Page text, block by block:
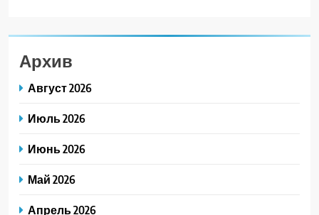
Архив
Август 2026
Июль 2026
Июнь 2026
Май 2026
Апрель 2026